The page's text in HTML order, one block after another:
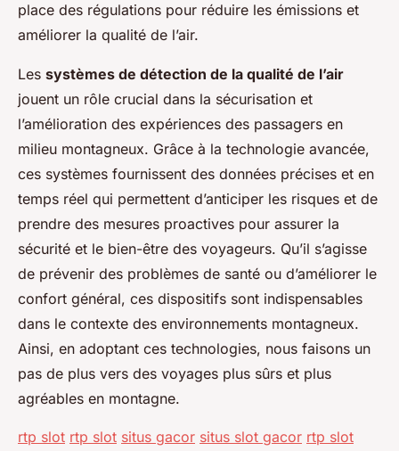
place des régulations pour réduire les émissions et
améliorer la qualité de l’air.
Les systèmes de détection de la qualité de l’air
jouent un rôle crucial dans la sécurisation et
l’amélioration des expériences des passagers en
milieu montagneux. Grâce à la technologie avancée,
ces systèmes fournissent des données précises et en
temps réel qui permettent d’anticiper les risques et de
prendre des mesures proactives pour assurer la
sécurité et le bien-être des voyageurs. Qu’il s’agisse
de prévenir des problèmes de santé ou d’améliorer le
confort général, ces dispositifs sont indispensables
dans le contexte des environnements montagneux.
Ainsi, en adoptant ces technologies, nous faisons un
pas de plus vers des voyages plus sûrs et plus
agréables en montagne.
rtp slot rtp slot situs gacor situs slot gacor rtp slot